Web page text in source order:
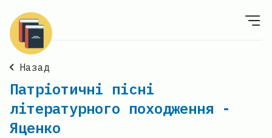
Назад
Патріотичні пісні
літературного походження -
Яценко